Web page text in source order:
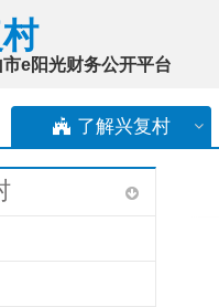
e阳光财务公开平台
了解兴复村